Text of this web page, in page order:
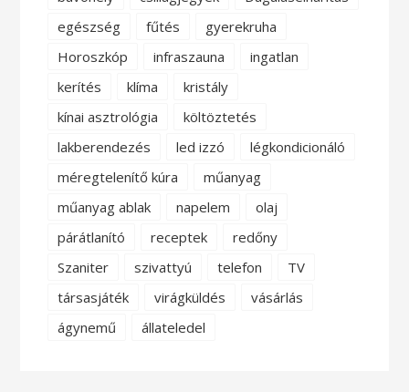
egészség
fűtés
gyerekruha
Horoszkóp
infraszauna
ingatlan
kerítés
klíma
kristály
kínai asztrológia
költöztetés
lakberendezés
led izzó
légkondicionáló
méregtelenítő kúra
műanyag
műanyag ablak
napelem
olaj
párátlanító
receptek
redőny
Szaniter
szivattyú telefon
TV
társasjáték
virágküldés
vásárlás
ágynemű
állateledel